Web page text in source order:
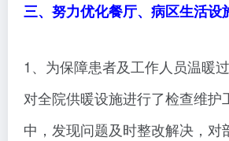
三、努力优化餐厅、病区生活设
1、为保障患者及工作人员温暖
对全院供暖设施进行了检查维护
中，发现问题及时整改解决，对